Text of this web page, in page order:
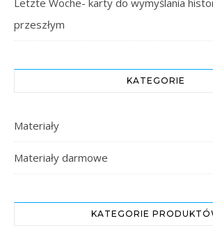
przeszłym
KATEGORIE
Materiały
Materiały darmowe
KATEGORIE